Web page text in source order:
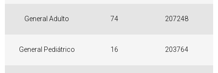
General Adulto 74 207248
General Pediátrico 16 203764